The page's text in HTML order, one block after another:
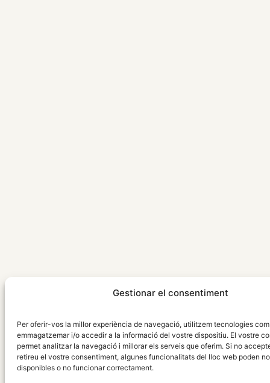
Gestionar el consentiment
Per oferir-vos la millor experiència de navegació, utilitzem tecnologies
emmagatzemar i/o accedir a la informació del vostre dispositiu. El vostre
permet analitzar la navegació i millorar els serveis que oferim. Si no
retireu el vostre consentiment, algunes funcionalitats del lloc web poden
disponibles o no funcionar correctament.